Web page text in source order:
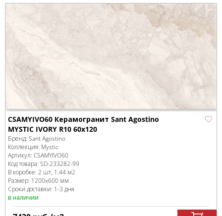
CSAMYIVO60 Керамогранит Sant Agostino
MYSTIC IVORY R10 60x120
Бренд: Sant Agostino
Коллекция: Mystic
Артикул: CSAMYIVO60
Код товара: SD-233282-99
В коробке: 2 шт, 1.44 м2
Размер: 1200x600 мм
Сроки доставки: 1-3 дня
в наличии